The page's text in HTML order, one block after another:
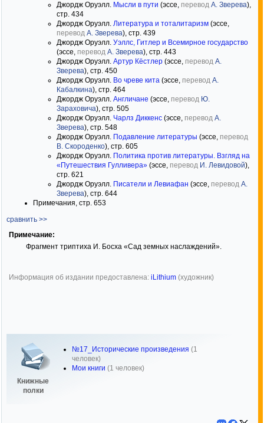
Джордж Оруэлл. Мысли в пути (эссе, перевод А. Зверева),
стр. 434
Джордж Оруэлл. Литература и тоталитаризм (эссе,
перевод А. Зверева), стр. 439
Джордж Оруэлл. Уэллс, Гитлер и Всемирное государство
(эссе, перевод А. Зверева), стр. 443
Джордж Оруэлл. Артур Кёстлер (эссе, перевод А.
Зверева), стр. 450
Джордж Оруэлл. Во чреве кита (эссе, перевод А.
Кабалкина), стр. 464
Джордж Оруэлл. Англичане (эссе, перевод Ю.
Зараховича), стр. 505
Джордж Оруэлл. Чарлз Диккенс (эссе, перевод А.
Зверева), стр. 548
Джордж Оруэлл. Подавление литературы (эссе, перевод
В. Скороденко), стр. 605
Джордж Оруэлл. Политика против литературы. Взгляд на
«Путешествия Гулливера» (эссе, перевод И. Левидовой),
стр. 621
Джордж Оруэлл. Писатели и Левиафан (эссе, перевод А.
Зверева), стр. 644
Примечания, стр. 653
сравнить >>
Примечание:
Фрагмент триптиха И. Босха «Сад земных наслаждений».
Информация об издании предоставлена: iLithium (художник)
Книжные
полки
№17_Исторические произведения (1
человек)
Мои книги (1 человек)